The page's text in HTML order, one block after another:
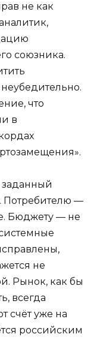
не как
союзника.
что
в
заданный
Потребителю —
Бюджету — не
не
Рынок, как бы
всегда
счёт уже на
российским